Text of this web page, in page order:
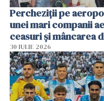
Percheziții pe
unei mari companii
ceasuri și mâncarea
30 IULIE 2026